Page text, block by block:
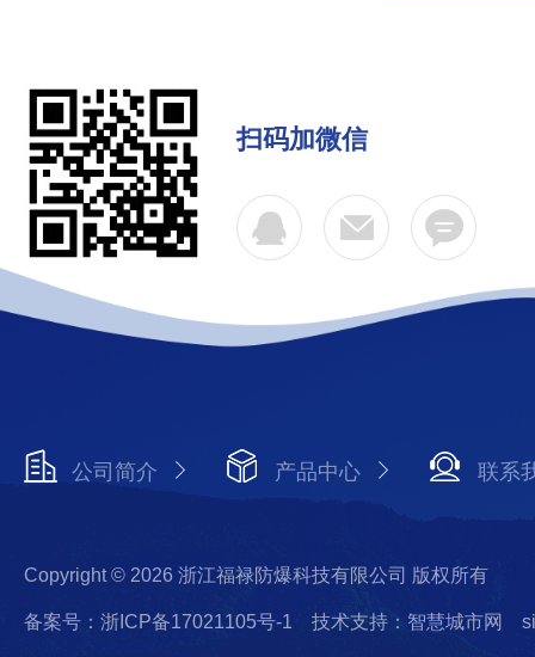
扫码加微信
公司简介 产品中心 联系
Copyright © 2026 浙江福禄防爆科技有限公司 版权所有
备案号：浙ICP备17021105号-1 技术支持：智慧城市网